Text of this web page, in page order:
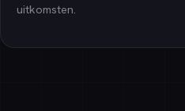
uitkomsten.